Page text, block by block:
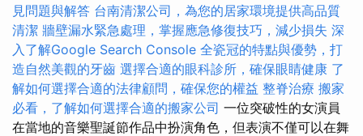
見問題與解答 台南清潔公司，為您的居家環境提供高品質
清潔 牆壁漏水緊急處理，掌握應急修復技巧，減少損失 深
入了解Google Search Console 全瓷冠的特點與優勢，打
造自然美觀的牙齒 選擇合適的眼科診所，確保眼睛健康 了
解如何選擇合適的法律顧問，確保您的權益 整脊治療 搬家
必看，了解如何選擇合適的搬家公司 一位突破性的女演員
在當地的音樂聖誕節作品中扮演角色，但表演不僅可以在舞